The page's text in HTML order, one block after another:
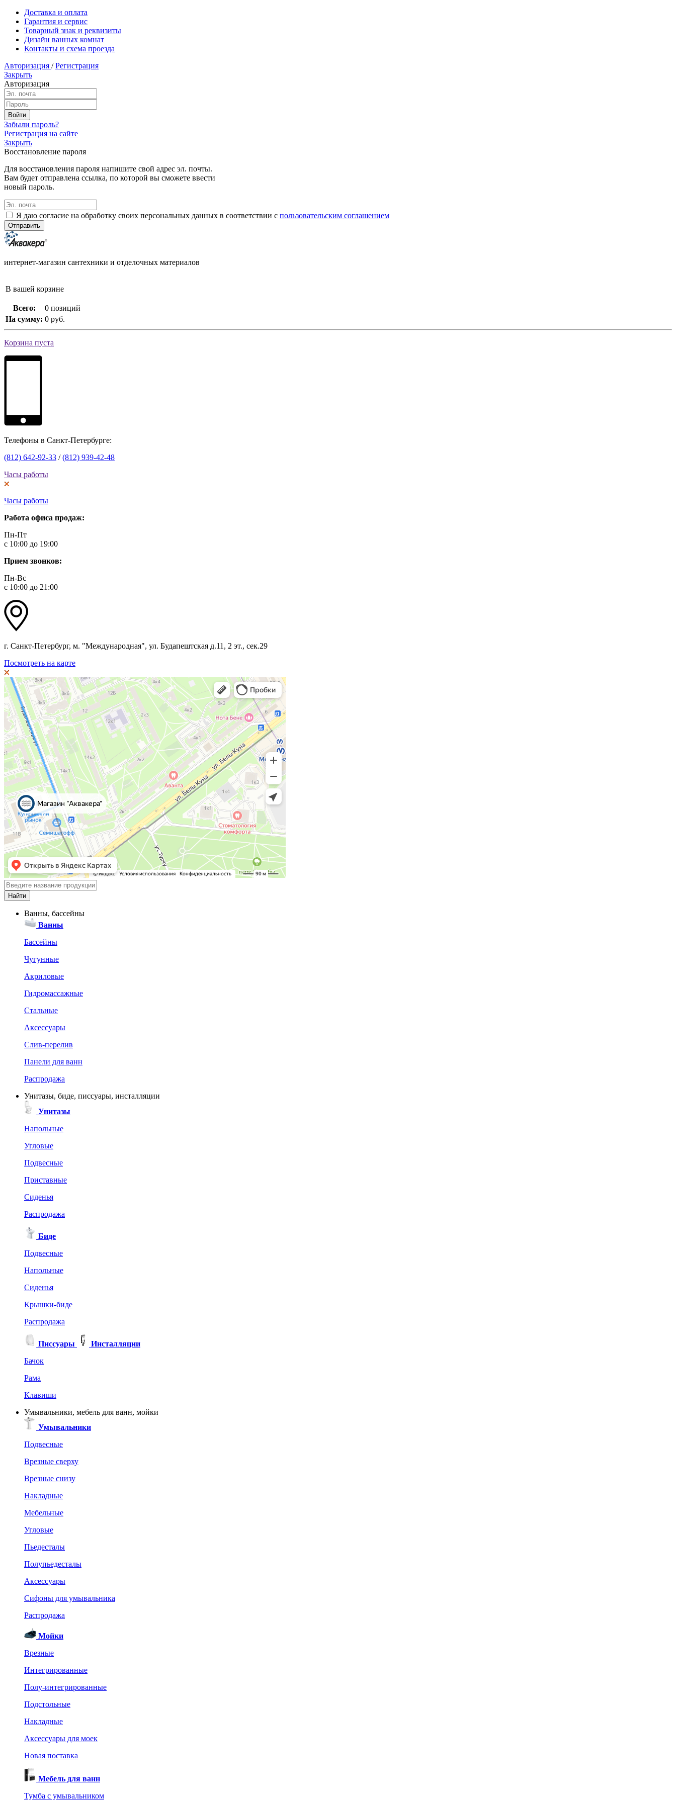
Доставка и оплата
Гарантия и сервис
Товарный знак и реквизиты
Дизайн ванных комнат
Контакты и схема проезда
Авторизация / Регистрация
Закрыть
Авторизация
Забыли пароль?
Регистрация на сайте
Закрыть
Восстановление пароля
Для восстановления пароля напишите свой адрес эл. почты.
Вам будет отправлена ссылка, по которой вы сможете ввести
новый пароль.
Я даю согласие на обработку своих персональных данных в соответствии с пользовательским соглашением
интернет-магазин сантехники и отделочных материалов
В вашей корзине
Всего:
0 позиций
На сумму: 0 руб.
Корзина пуста
Телефоны в Санкт-Петербурге:
(812) 642-92-33 /(812) 939-42-48
Часы работы
Часы работы
Работа офиса продаж:
Пн-Пт
с 10:00 до 19:00
Прием звонков:
Пн-Вс
с 10:00 до 21:00
г. Санкт-Петербург, м. "Международная", ул. Будапештская д.11, 2 эт., сек.29
Посмотреть на карте
Ванны, бассейны
Ванны
Бассейны
Чугунные
Акриловые
Гидромассажные
Стальные
Аксессуары
Слив-перелив
Панели для ванн
Распродажа
Унитазы, биде, писсуары, инсталляции
Унитазы
Напольные
Угловые
Подвесные
Приставные
Сиденья
Распродажа
Биде
Подвесные
Напольные
Сиденья
Крышки-биде
Распродажа
Писсуары
Инсталляции
Бачок
Рама
Клавиши
Умывальники, мебель для ванн, мойки
Умывальники
Подвесные
Врезные сверху
Врезные снизу
Накладные
Мебельные
Угловые
Пьедесталы
Полупьедесталы
Аксессуары
Сифоны для умывальника
Распродажа
Мойки
Врезные
Интегрированные
Полу-интегрированные
Подстольные
Накладные
Аксессуары для моек
Новая поставка
Мебель для ванн
Тумба с умывальником